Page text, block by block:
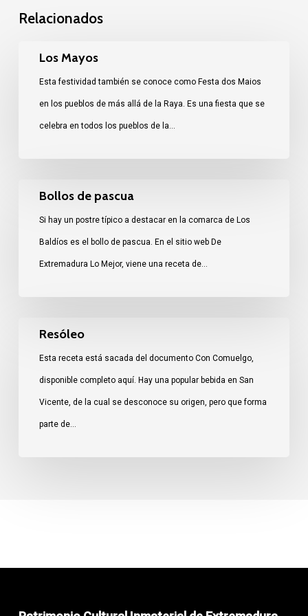
Relacionados
Los Mayos
Esta festividad también se conoce como Festa dos Maios
en los pueblos de más allá de la Raya. Es una fiesta que se
celebra en todos los pueblos de la…
BollosBollos de pascua
Si hay un postre típico a destacar en la comarca de Los
Baldíos es el bollo de pascua. En el sitio web De
Extremadura Lo Mejor, viene una receta de…
Resóleo
Resóleo
Esta receta está sacada del documento Con Comuelgo,
disponible completo aquí. Hay una popular bebida en San
Vicente, de la cual se desconoce su origen, pero que forma
parte de…